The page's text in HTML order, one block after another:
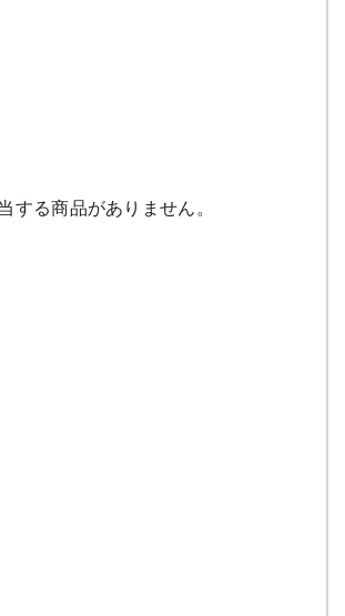
する商品がありません。